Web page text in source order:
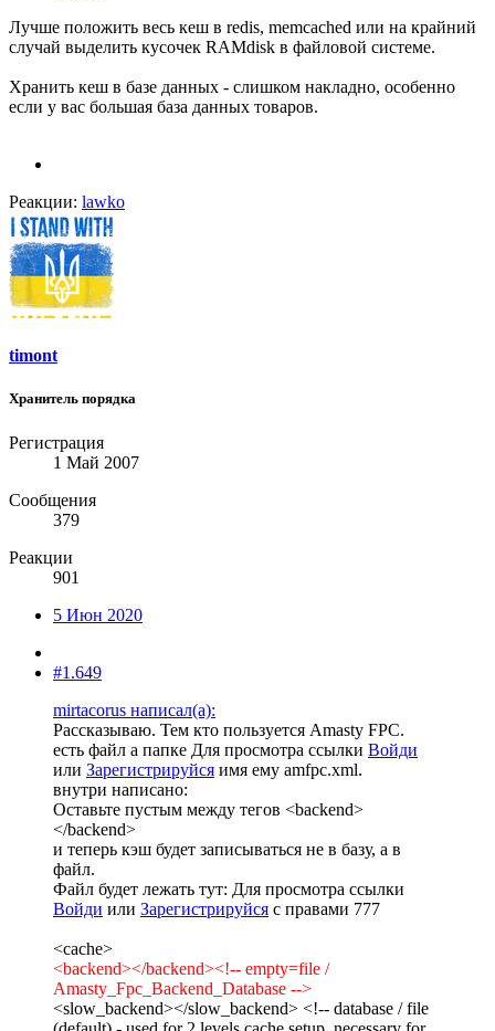
Лучше положить весь кеш в redis, memcached или на крайний
случай выделить кусочек RAMdisk в файловой системе.
Хранить кеш в базе данных - слишком накладно, особенно
если у вас большая база данных товаров.
Реакции: lawko
timont
Хранитель порядка
Регистрация
1 Май 2007
Сообщения
379
Реакции
901
5 Июн 2020
#1.649
mirtacorus написал(а):
Рассказываю. Тем кто пользуется Amasty FPC.
есть файл а папке Для просмотра ссылки Войди
или Зарегистрируйся имя ему amfpc.xml.
внутри написано:
Оставьте пустым между тегов <backend>
</backend>
и теперь кэш будет записываться не в базу, а в
файл.
Файл будет лежать тут: Для просмотра ссылки
Войди или Зарегистрируйся с правами 777
<cache>
<backend></backend><!-- empty=file /
Amasty_Fpc_Backend_Database -->
<slow_backend></slow_backend> <!-- database / file